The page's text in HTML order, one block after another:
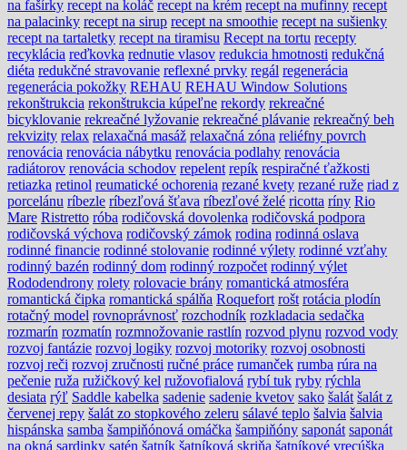
na fašírky recept na koláč recept na krém recept na mufinny recept
na palacinky recept na sirup recept na smoothie recept na sušienky
recept na tartaletky recept na tiramisu Recept na tortu recepty
recyklácia reďkovka rednutie vlasov redukcia hmotnosti redukčná
diéta redukčné stravovanie reflexné prvky regál regenerácia
regenerácia pokožky REHAU REHAU Window Solutions
rekonštrukcia rekonštrukcia kúpeľne rekordy rekreačné
bicyklovanie rekreačné lyžovanie rekreačné plávanie rekreačný beh
rekvizity relax relaxačná masáž relaxačná zóna reliéfny povrch
renovácia renovácia nábytku renovácia podlahy renovácia
radiátorov renovácia schodov repelent repík respiračné ťažkosti
retiazka retinol reumatické ochorenia rezané kvety rezané ruže riad z
porcelánu ríbezle ríbezľová šťava ríbezľové želé ricotta ríny Rio
Mare Ristretto róba rodičovská dovolenka rodičovská podpora
rodičovská výchova rodičovský zámok rodina rodinná oslava
rodinné financie rodinné stolovanie rodinné výlety rodinné vzťahy
rodinný bazén rodinný dom rodinný rozpočet rodinný výlet
Rododendrony rolety rolovacie brány romantická atmosféra
romantická čipka romantická spálňa Roquefort rošt rotácia plodín
rotačný model rovnoprávnosť rozchodník rozkladacia sedačka
rozmarín rozmatín rozmnožovanie rastlín rozvod plynu rozvod vody
rozvoj fantázie rozvoj logiky rozvoj motoriky rozvoj osobnosti
rozvoj reči rozvoj zručnosti ručné práce rumanček rumba rúra na
pečenie ruža ružičkový kel ružovofialová rybí tuk ryby rýchla
desiata rýľ Saddle kabelka sadenie sadenie kvetov sako šalát šalát z
červenej repy šalát zo stopkového zeleru sálavé teplo šalvia šalvia
hispánska samba šampiňónová omáčka šampiňóny saponát saponát
na okná sardinky satén šatník šatníková skriňa šatníkové vrecúška